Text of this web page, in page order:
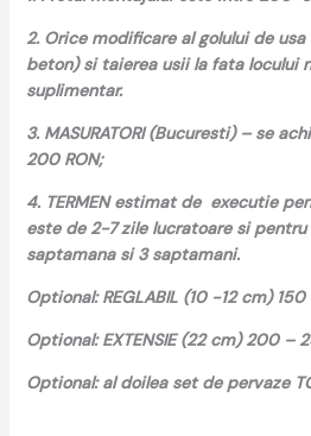
2. Orice modificare al golului de
beton) si taierea usii la fata locului
suplimentar.
3. MASURATORI (Bucuresti) – se
200 RON;
4. TERMEN estimat de executie
este de 2-7 zile lucratoare si
saptamana si 3 saptamani.
Optional: REGLABIL (10 -12 cm)
Optional: EXTENSIE (22 cm) 200 –
Optional: al doilea set de pervaze